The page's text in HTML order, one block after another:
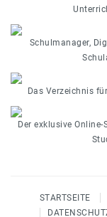
Schulmanager,
Das Verzeichnis
Der exklusive Online-
STARTSEITE